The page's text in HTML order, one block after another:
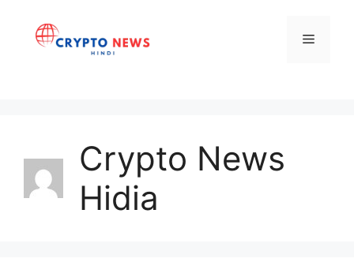
content
Menu
Crypto News
Hidia